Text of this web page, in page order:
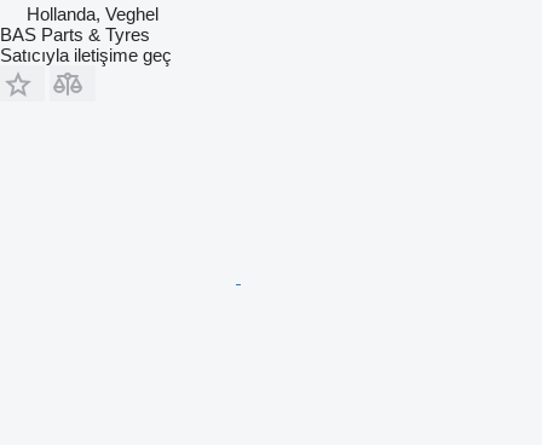
Hollanda, Veghel
BAS Parts & Tyres
Satıcıyla iletişime geç